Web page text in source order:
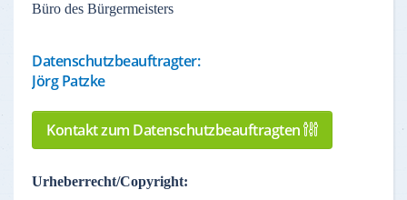
Büro des Bürgermeisters
Datenschutzbeauftragter:
Jörg Patzke
Kontakt zum Datenschutzbeauftragten
Urheberrecht/Copyright: